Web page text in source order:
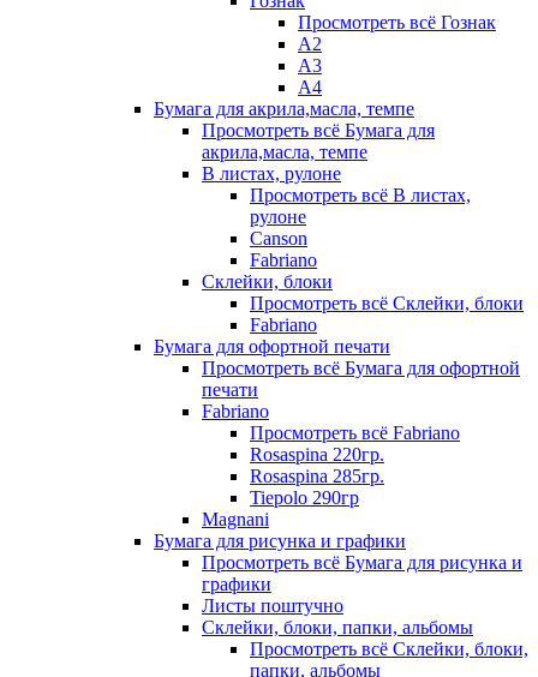
Просмотреть всё Гознак
А2
А3
А4
Бумага для акрила,масла, темпе
Просмотреть всё Бумага для
акрила,масла, темпе
В листах, рулоне
Просмотреть всё В листах,
рулоне
Canson
Fabriano
Склейки, блоки
Просмотреть всё Склейки, блоки
Fabriano
Бумага для офортной печати
Просмотреть всё Бумага для офортной
печати
Fabriano
Просмотреть всё Fabriano
Rosaspina 220гр.
Rosaspina 285гр.
Tiepolo 290гр
Magnani
Бумага для рисунка и графики
Просмотреть всё Бумага для рисунка и
графики
Листы поштучно
Склейки, блоки, папки, альбомы
Просмотреть всё Склейки, блоки,
папки, альбомы